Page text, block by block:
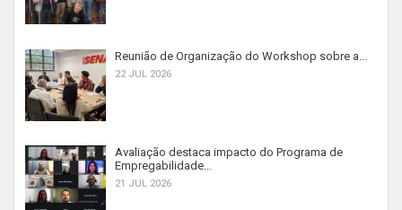
Reunião de Organização do Workshop sobre a...
22 JUL 2026
Avaliação destaca impacto do Programa de
Empregabilidade...
21 JUL 2026